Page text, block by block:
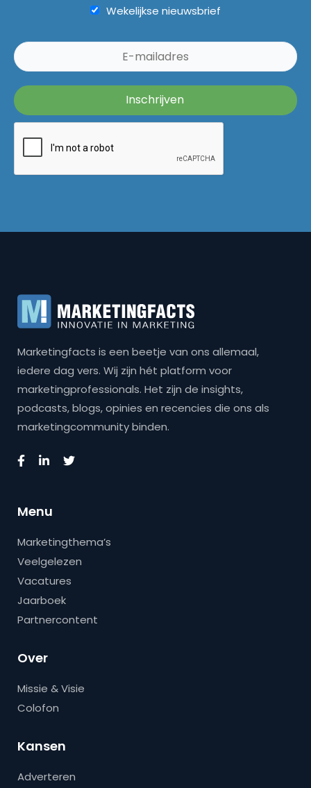
Wekelijkse nieuwsbrief
Marketingfacts is een beetje van ons allemaal,
iedere dag vers. Wij zijn hét platform voor
marketingprofessionals. Het zijn de insights,
podcasts, blogs, opinies en recencies die ons als
marketingcommunity binden.
Menu
Marketingthema’s
Veelgelezen
Vacatures
Jaarboek
Partnercontent
Over
Missie & Visie
Colofon
Kansen
Adverteren